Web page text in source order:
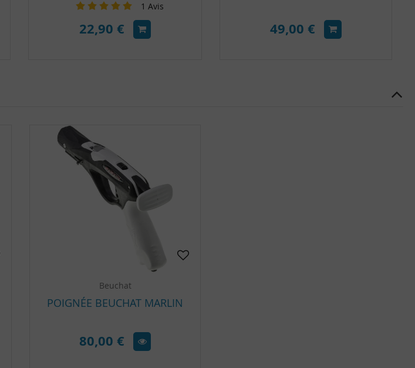
1 Avis
22,90 € 49,00 €
Beuchat
POIGNÉE BEUCHAT MARLIN
80,00 €